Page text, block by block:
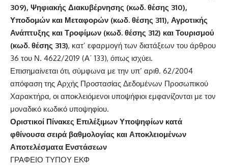
309), Ψηφιακής Διακυβέρνησης (κωδ. θέσης 310),
Υποδομών και Μεταφορών (κωδ. θέσης 311), Αγροτικής
Ανάπτυξης και Τροφίμων (κωδ. θέσης 312) και Τουρισμού
(κωδ. θέσης 313), κατ’ εφαρμογή των διατάξεων του άρθρου
36 του Ν. 4622/2019 (Α΄ 133), όπως ισχύει.
Επισημαίνεται ότι, σύμφωνα με την υπ’ αριθ. 62/2004
απόφαση της Αρχής Προστασίας Δεδομένων Προσωπικού
Χαρακτήρα, οι αποκλειόμενοι υποψήφιοι εμφανίζονται με τον
μοναδικό κωδικό υποψηφίου.
Οριστικοί Πίνακες Επιλέξιμων Υποψηφίων κατά
φθίνουσα σειρά βαθμολογίας και Αποκλειομένων
Αποτελέσματα Ενστάσεων
ΓΡΑΦΕΙΟ ΤΥΠΟΥ ΕΚΦ